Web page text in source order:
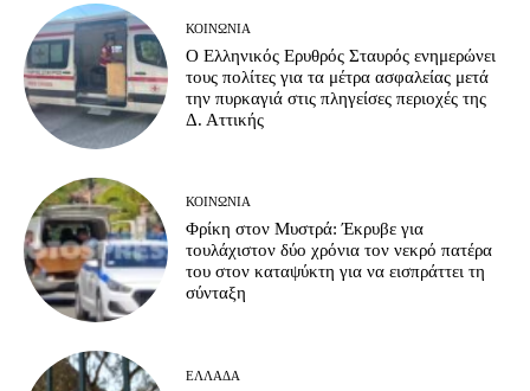
ΚΟΙΝΩΝΊΑ
Ο Ελληνικός Ερυθρός Σταυρός ενημερώνει
τους πολίτες για τα μέτρα ασφαλείας μετά
την πυρκαγιά στις πληγείσες περιοχές της
Δ. Αττικής
ΚΟΙΝΩΝΊΑ
Φρίκη στον Μυστρά: Έκρυβε για
τουλάχιστον δύο χρόνια τον νεκρό πατέρα
του στον καταψύκτη για να εισπράττει τη
σύνταξη
ΕΛΛΆΔΑ